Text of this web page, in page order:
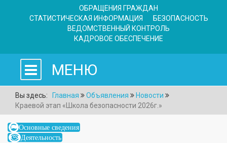
ОБРАЩЕНИЯ ГРАЖДАН
СТАТИСТИЧЕСКАЯ ИНФОРМАЦИЯ
БЕЗОПАСНОСТЬ
ВЕДОМСТВЕННЫЙ КОНТРОЛЬ
КАДРОВОЕ ОБЕСПЕЧЕНИЕ
МЕНЮ
Вы здесь: Главная Объявления
Новости
Краевой этап «Школа безопасности 2026г.»
Основные сведения
Деятельность